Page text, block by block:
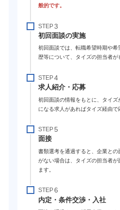
般的です。
STEP
初回面談の実施
初回面談では、転職希望時期や
歴等について、タイズの担当者が
STEP
求人紹介・応募
初回面談の情報をもとに、タイ
になる求人があればタイズ経由で
STEP
面接
書類選考を通過すると、企業と
がない場合は、タイズの担当者
ます。
STEP
内定・条件交渉・入社